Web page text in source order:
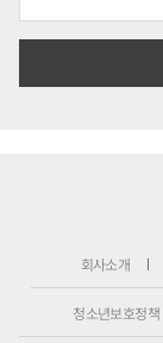
회사소개
청소년보호정책